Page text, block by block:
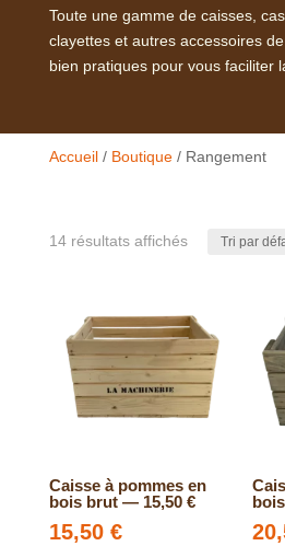
Toute une gamme de caisses,
clayettes et autres accessoires
bien pratiques pour vous faciliter
Accueil/ Boutique/ Rangement
14 résultats affichés
Caisse à pommes en
bois brut — 15,50 €
15,50 €